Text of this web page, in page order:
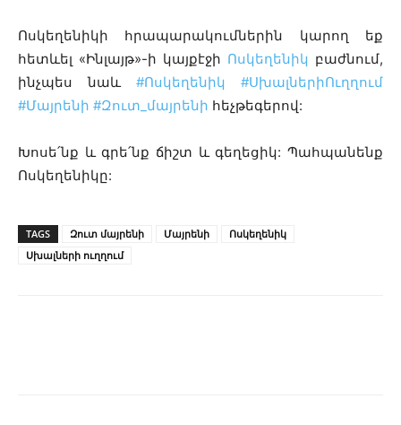
Ոսկեղենիկի հրապարակումներին կարող եք
հետևել «Ինլայթ»-ի կայքէջի Ոսկեղենիկ բաժնում,
ինչպես նաև #Ոսկեղենիկ
#ՍխալներիՈւղղում
#Մայրենի #Զուտ_մայրենի հեչթեգերով:
Խոսե՛նք և գրե՛նք ճիշտ և գեղեցիկ: Պահպանենք
Ոսկեղենիկը:
TAGS Զուտ մայրենի Մայրենի
Ոսկեղենիկ
Սխալների ուղղում